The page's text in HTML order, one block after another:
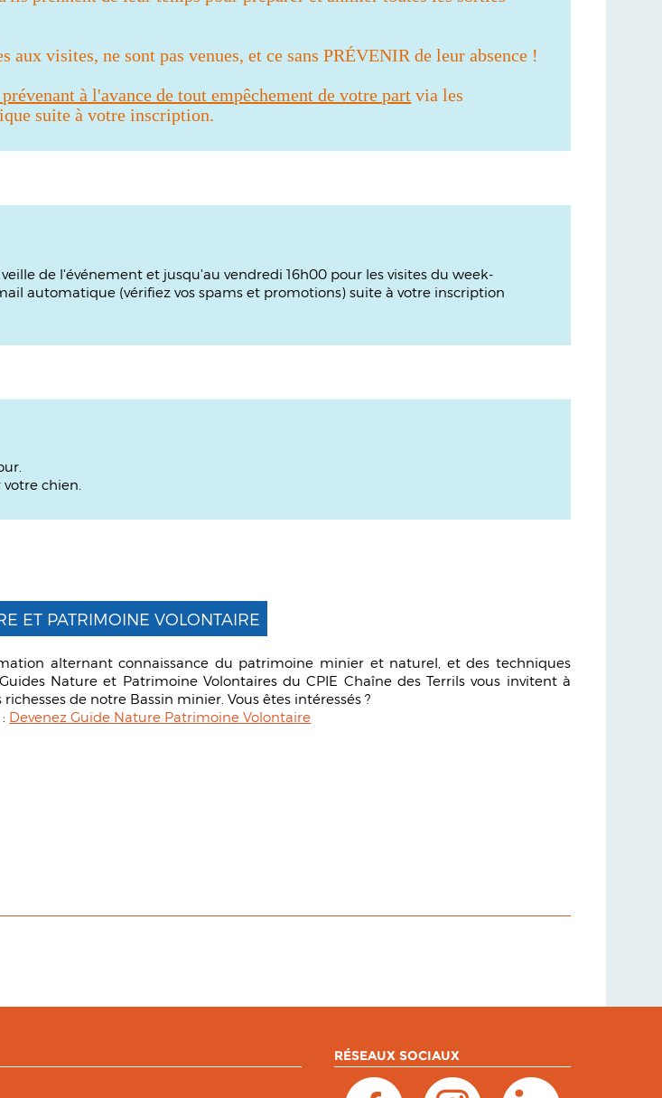
visites, ne sont pas venues, et ce sans PRÉVENIR de leur absence !
à l'avance de tout empêchement de votre part via les
suite à votre inscription.
de l'événement et jusqu'au vendredi 16h00 pour les visites du week-
automatique (vérifiez vos spams et promotions) suite à votre inscription
chien.
ET PATRIMOINE VOLONTAIRE
alternant connaissance du patrimoine minier et naturel, et des techniques
Nature et Patrimoine Volontaires du CPIE Chaîne des Terrils vous invitent à
de notre Bassin minier. Vous êtes intéressés ?
Devenez Guide Nature Patrimoine Volontaire
RÉSEAUX SOCIAUX